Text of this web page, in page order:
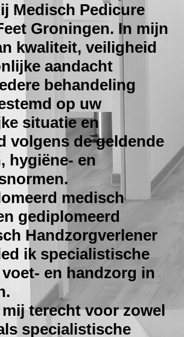
Medisch Pedicure
Groningen. In mijn
kwaliteit, veiligheid
aandacht
behandeling
op uw
situatie en
volgens de geldende
hygiëne- en
medisch
gediplomeerd
Handzorgverlener
ik specialistische
en handzorg in
terecht voor zowel
specialistische